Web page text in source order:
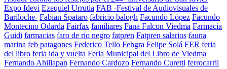
Expo Idevi Ezequiel Urrutia FAB -Festival de Audiovisuales de
Bariloche- Fabian Spataro fabricio balogh Facundo López Facundo
Montecino Odarda Fairfax familiares Fana Falcon Viedma Farmacia
Guidi farmacias faro de rio negro fatpren Fatpren salarios fauna
marina feb patagones Federico Tello Fehgra Felipe Solá FER feria
del libro feria ida y vuelta Feria Municipal del Libro de Viedma
Fernando Ahillapan Fernando Cardozo Fernando Curetti ferrocarril